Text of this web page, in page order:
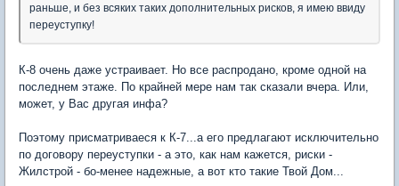
раньше, и без всяких таких дополнительных рисков, я имею ввиду
переуступку!
К-8 очень даже устраивает. Но все распродано, кроме одной на
последнем этаже. По крайней мере нам так сказали вчера. Или,
может, у Вас другая инфа?
Поэтому присматриваеся к К-7...а его предлагают исключительно
по договору переуступки - а это, как нам кажется, риски -
Жилстрой - бо-менее надежные, а вот кто такие Твой Дом...